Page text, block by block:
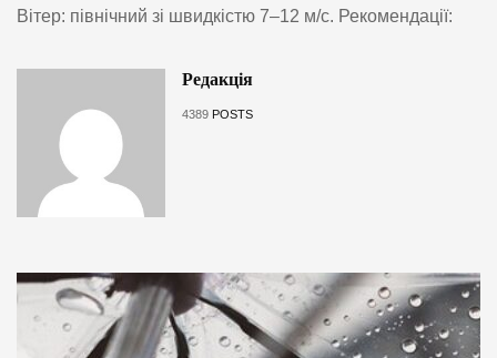
Вітер: північний зі швидкістю 7–12 м/с. Рекомендації:
Редакція
4389 POSTS